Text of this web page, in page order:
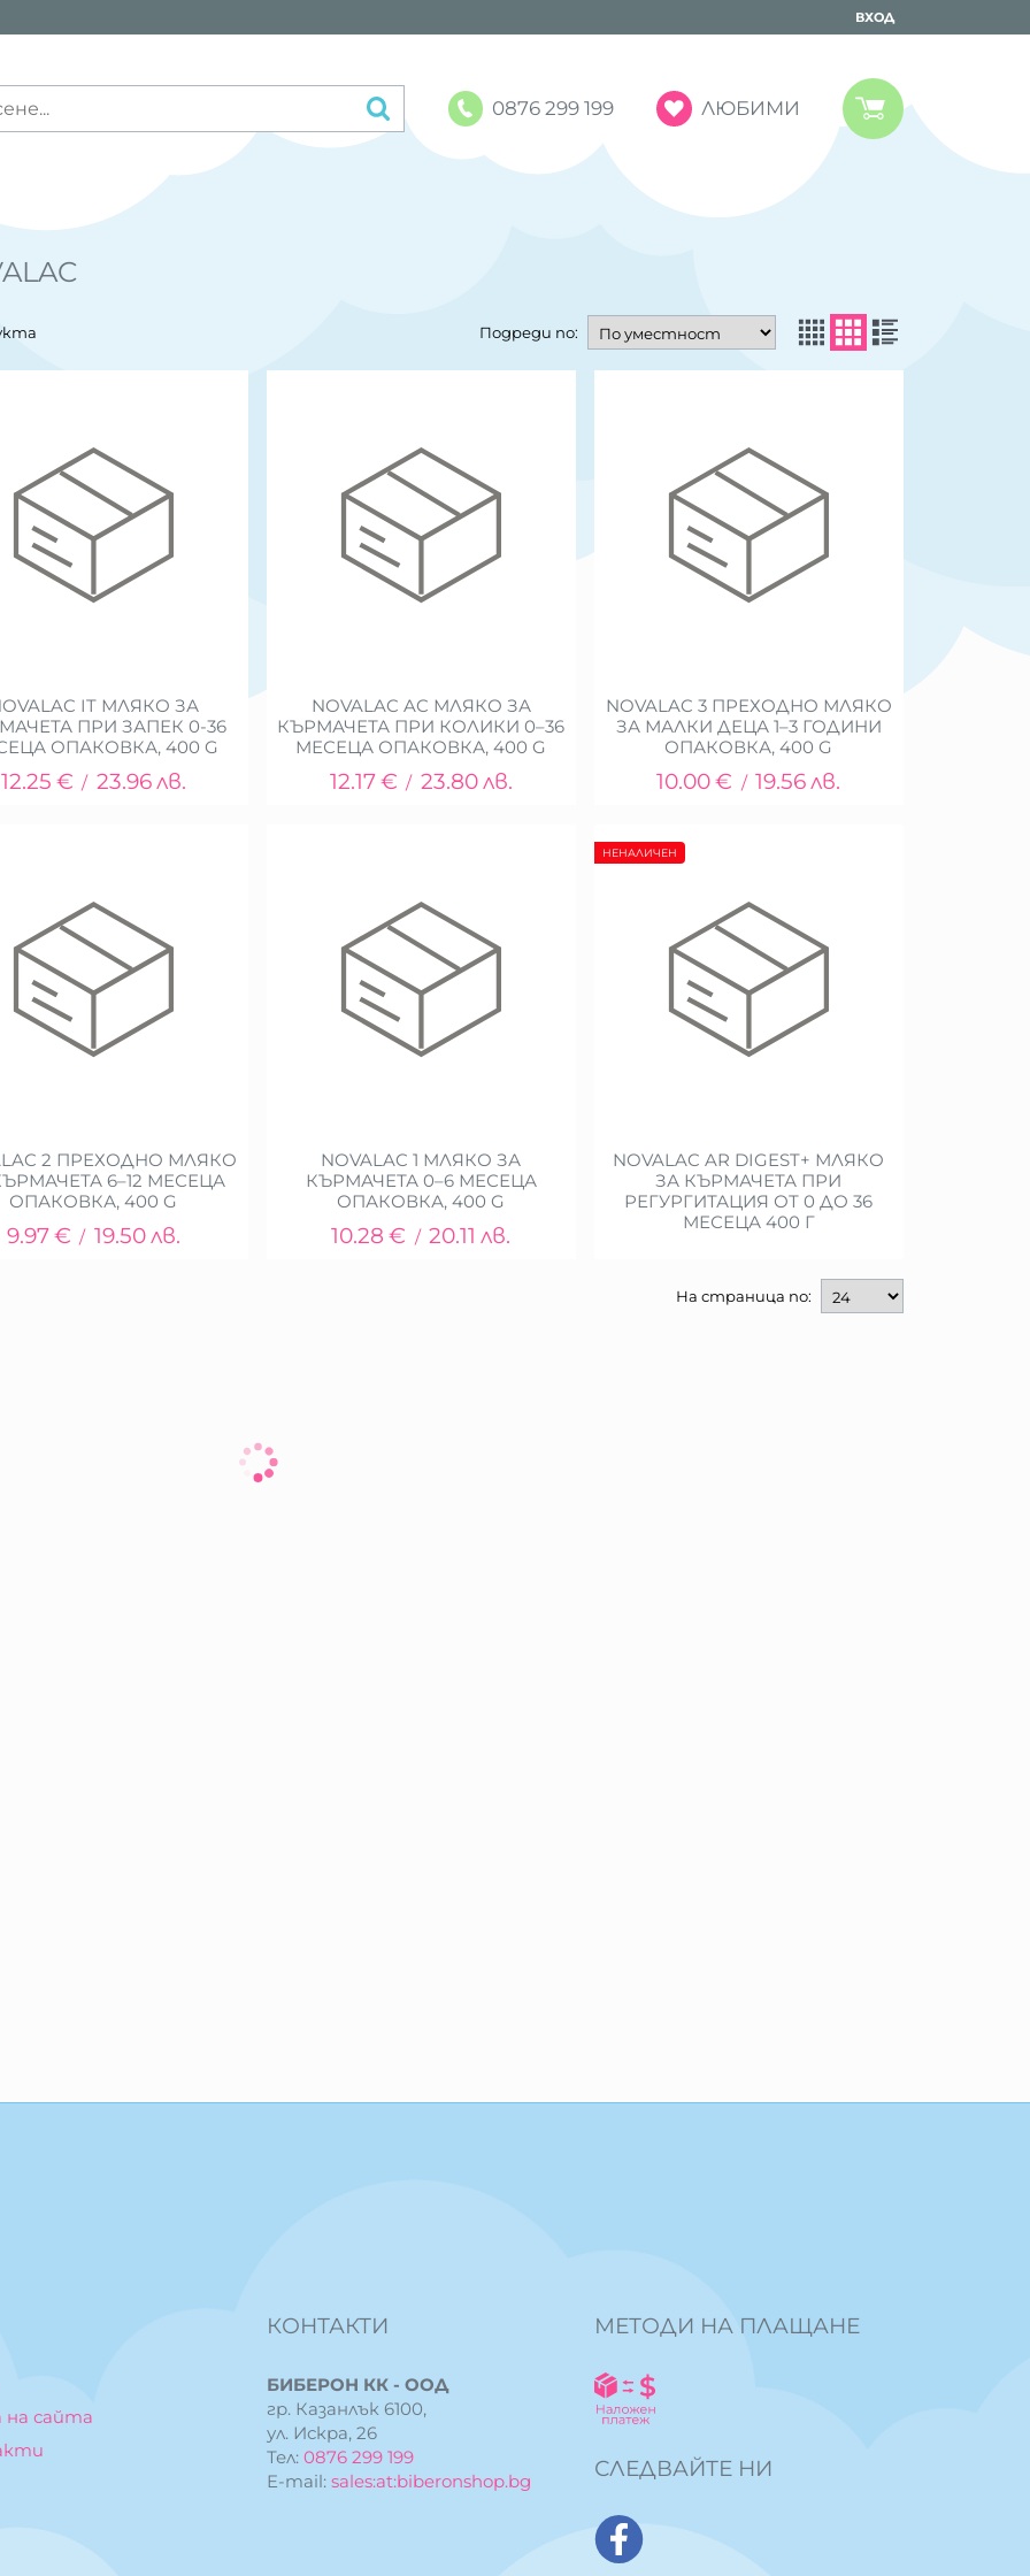
ВХОД
0876 299 199 ЛЮБИМИ
Подреди по:
IT МЛЯКО ЗА
ПРИ ЗАПЕК 0-36
ОПАКОВКА, 400 G
12.25 € / 23.96лв.
NOVALAC AC МЛЯКО ЗА
КЪРМАЧЕТА ПРИ КОЛИКИ 0–36
МЕСЕЦА ОПАКОВКА, 400 G
12.17€ / 23.80лв.
NOVALAC 3 ПРЕХОДНО МЛЯКО
ЗА МАЛКИ ДЕЦА 1–3 ГОДИНИ
ОПАКОВКА, 400 G
10.00€ / 19.56лв.
2 ПРЕХОДНО МЛЯКО
6–12 МЕСЕЦА
ОПАКОВКА, 400 G
9.97€ / 19.50лв.
NOVALAC 1 МЛЯКО ЗА
КЪРМАЧЕТА 0–6 МЕСЕЦА
ОПАКОВКА, 400 G
10.28 € / 20.11 лв.
NOVALAC AR DIGEST+ МЛЯКО
ЗА КЪРМАЧЕТА ПРИ
РЕГУРГИТАЦИЯ ОТ 0 ДО 36
МЕСЕЦА 400 Г
НЕНАЛИЧЕН
На страница по:
сайта
КОНТАКТИ
БИБЕРОН КК - ООД
гр. Казанлък 6100,
ул. Искра, 26
Тел:0876 299 199
E-mail:sales:at:biberonshop.bg
МЕТОДИ НА ПЛАЩАНЕ
СЛЕДВАЙТЕ НИ